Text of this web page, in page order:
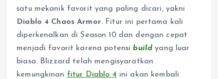
satu mekanik favorit yang paling dicari, yakni
Diablo 4 Chaos Armor. Fitur ini pertama kali
diperkenalkan di Season 10 dan dengan cepat
menjadi favorit karena potensibuild yang luar
biasa. Blizzard telah mengisyaratkan
kemungkinan fitur Diablo 4 ini akan kembali